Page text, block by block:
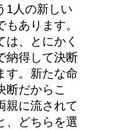
1人の新しい
あります。
は、とにかく
納得して決断
す。新たな命
断だからこ
親に流されて
、どちらを選